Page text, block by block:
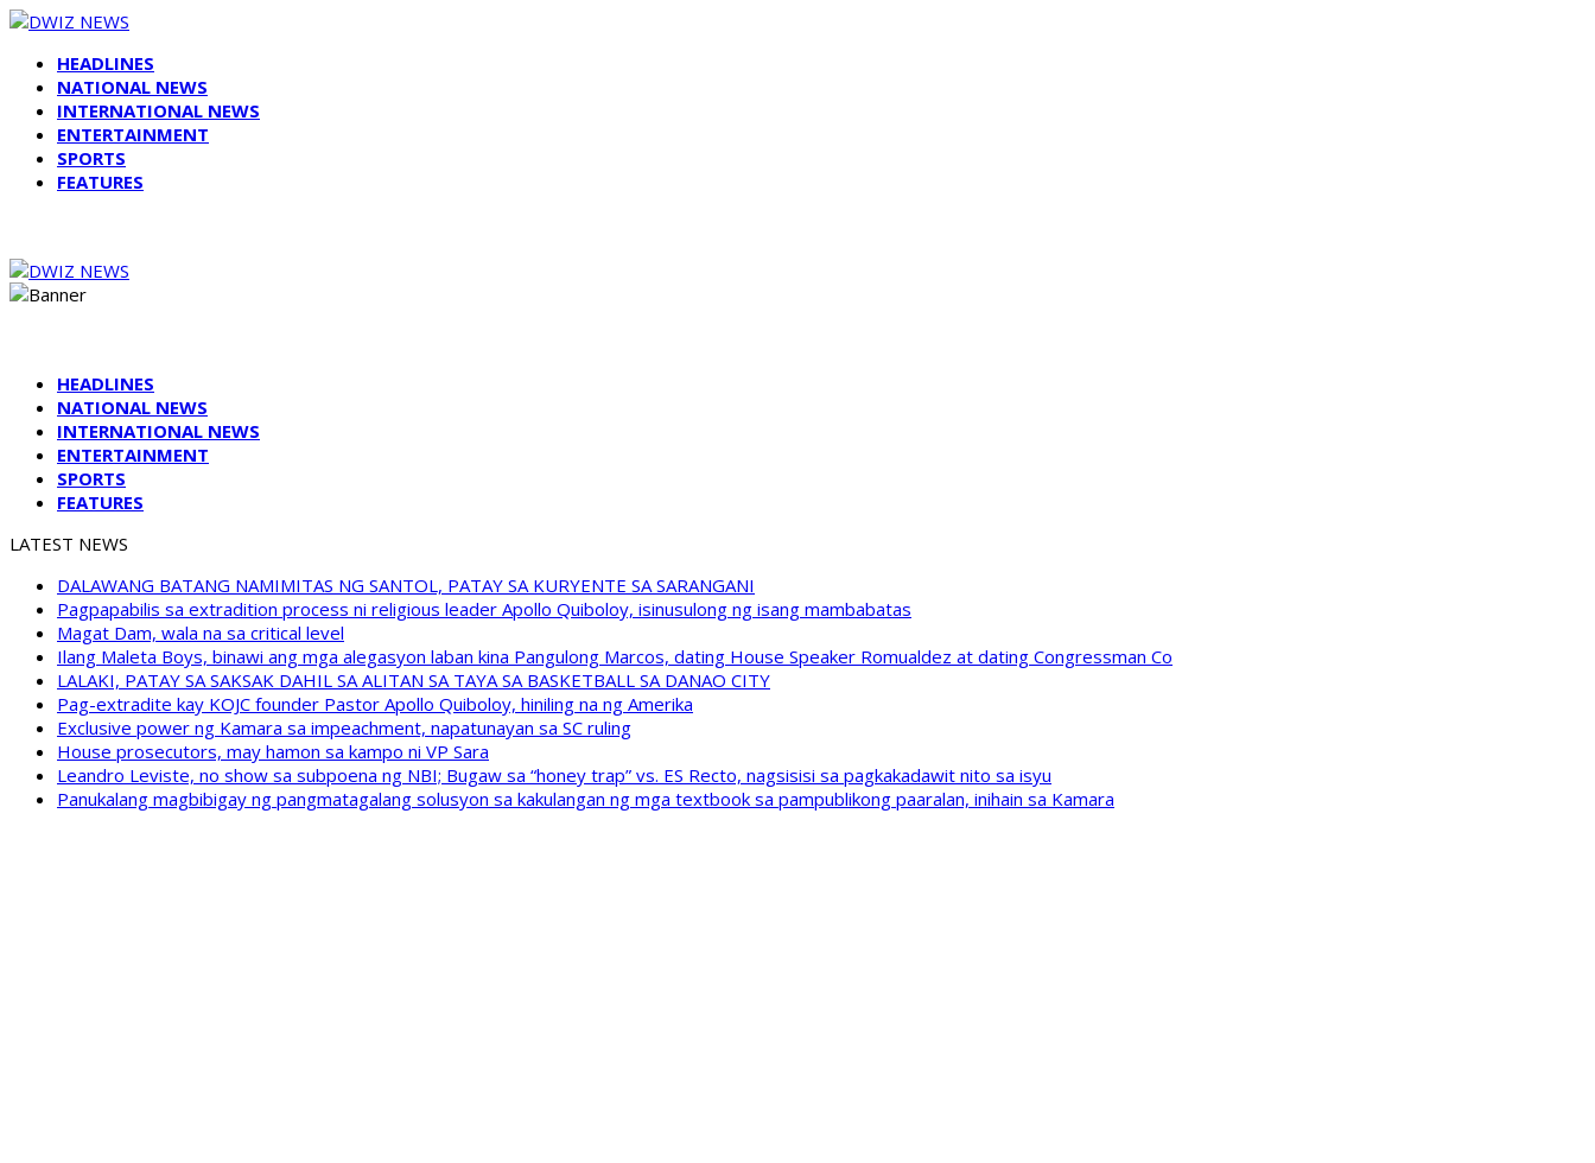
HEADLINES
NATIONAL NEWS
INTERNATIONAL NEWS
ENTERTAINMENT
SPORTS
FEATURES
HEADLINES
NATIONAL NEWS
INTERNATIONAL NEWS
ENTERTAINMENT
SPORTS
FEATURES
LATEST NEWS
DALAWANG BATANG NAMIMITAS NG SANTOL, PATAY SA KURYENTE SA SARANGANI
Pagpapabilis sa extradition process ni religious leader Apollo Quiboloy, isinusulong ng isang mambabatas
Magat Dam, wala na sa critical level
Ilang Maleta Boys, binawi ang mga alegasyon laban kina Pangulong Marcos, dating House Speaker Romualdez at dating Congressman Co
LALAKI, PATAY SA SAKSAK DAHIL SA ALITAN SA TAYA SA BASKETBALL SA DANAO CITY
Pag-extradite kay KOJC founder Pastor Apollo Quiboloy, hiniling na ng Amerika
Exclusive power ng Kamara sa impeachment, napatunayan sa SC ruling
House prosecutors, may hamon sa kampo ni VP Sara
Leandro Leviste, no show sa subpoena ng NBI; Bugaw sa “honey trap” vs. ES Recto, nagsisisi sa pagkakadawit nito sa isyu
Panukalang magbibigay ng pangmatagalang solusyon sa kakulangan ng mga textbook sa pampublikong paaralan, inihain sa Kamara